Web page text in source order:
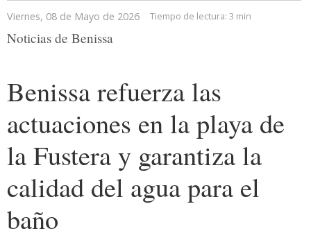
Viernes, 08 de Mayo de 2026 Tiempo de lectura: 3 min
Noticias de Benissa
Benissa refuerza las
actuaciones en la playa de
la Fustera y garantiza la
calidad del agua para el
baño